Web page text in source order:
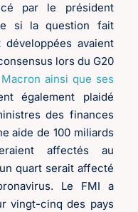
par le président
si la question fait
avaient
lors du G20
Macron ainsi que ses
également plaidé
des finances
aide de 100 miliards
affectés au
quart serait affecté
Le FMI a
vingt-cinq des pays